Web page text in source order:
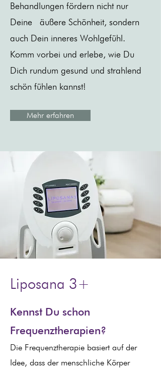
Behandlungen fördern nicht nur
Deine äußere Schönheit, sondern
auch Dein inneres Wohlgefühl.
Komm vorbei und erlebe, wie Du
Dich rundum gesund und strahlend
schön fühlen kannst!
Mehr erfahren
Liposana 3+
Kennst Du schon
Frequenztherapien?
Die Frequenztherapie basiert auf der
Idee, dass der menschliche Körper